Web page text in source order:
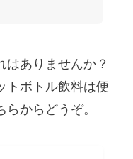
はありませんか？
トボトル飲料は便
からどうぞ。